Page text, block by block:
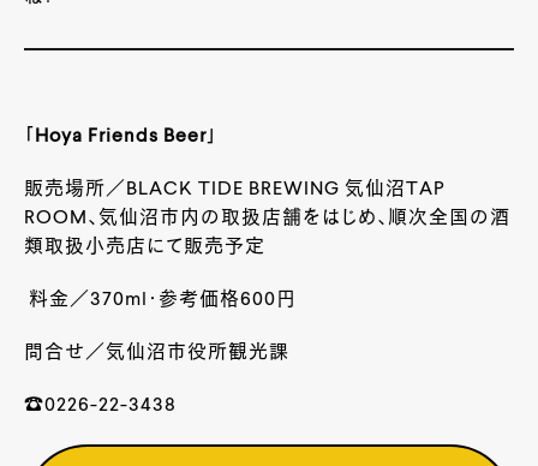
「Hoya Friends Beer」
販売場所／ BLACK TIDE BREWING 気仙沼TAP
ROOM 、気仙沼市内の取扱店舗をはじめ、順次全国の酒
類取扱小売店にて販売予定
料金／ 370ml ・参考価格600 円
問合せ／気仙沼市役所観光課
☎0226-22-3438